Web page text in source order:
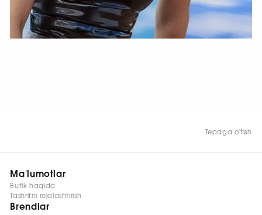
Tepaga o'tish
Ma'lumotlar
Butik haqida
Tashrifni rejalashtirish
Brendlar